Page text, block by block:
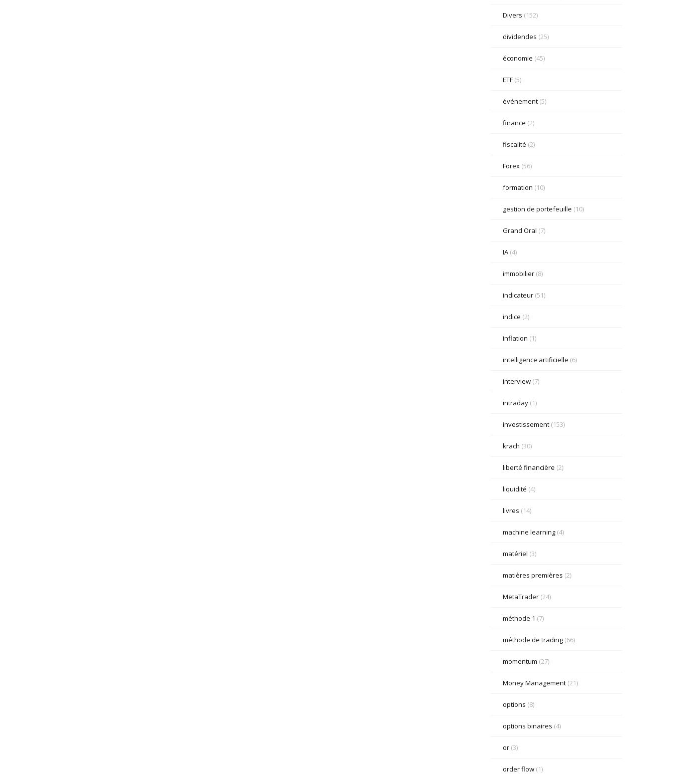
Divers (152)
dividendes (25)
économie (45)
ETF(5)
événement(5)
finance (2)
fiscalité (2)
Forex(56)
formation (10)
gestion de portefeuille (10)
Grand Oral (7)
IA(4)
immobilier(8)
indicateur(51)
indice (2)
inflation (1)
intelligence artificielle (6)
interview(7)
intraday(1)
investissement(153)
krach (30)
liberté financière (2)
liquidité (4)
livres (14)
machine learning(4)
matériel (3)
matières premières (2)
MetaTrader(24)
méthode 1 (7)
méthode de trading(66)
momentum (27)
Money Management(21)
options (8)
options binaires (4)
or(3)
order flow(1)